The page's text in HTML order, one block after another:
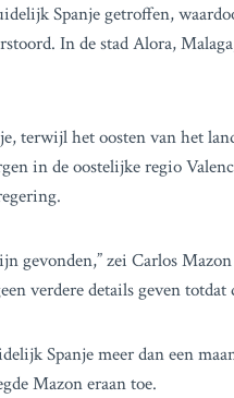
Spanje getroffen,
In de stad Alora,
terwijl het oosten van het
in de oostelijke regio
gevonden,” zei Carlos
verdere details geven
Spanje meer dan een
Mazon eraan toe.